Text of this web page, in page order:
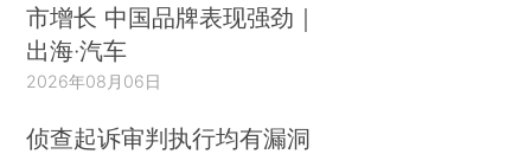
市增长 中国品牌表现强劲｜
出海·汽车
2026年08月06日
侦查起诉审判执行均有漏洞